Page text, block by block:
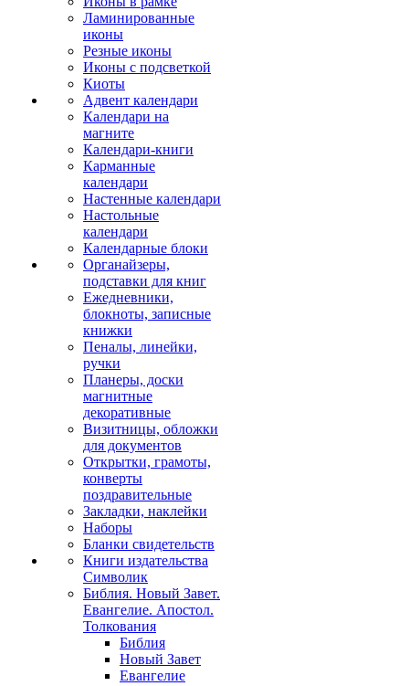
Ламинированные
иконы
Резные иконы
Иконы с подсветкой
Киоты
Адвент календари
Календари на
магните
Календари-книги
Карманные
календари
Настенные календари
Настольные
календари
Календарные блоки
Органайзеры,
подставки для книг
Ежедневники,
блокноты, записные
книжки
Пеналы, линейки,
ручки
Планеры, доски
магнитные
декоративные
Визитницы, обложки
для документов
Открытки, грамоты,
конверты
поздравительные
Закладки, наклейки
Наборы
Бланки свидетельств
Книги издательства
Символик
Библия. Новый Завет.
Евангелие. Апостол.
Толкования
Библия
Новый Завет
Евангелие